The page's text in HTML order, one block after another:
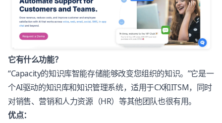
它有什么功能？
“Capacity的知识库智能存储能够改变您组织的知识。”它是一
个AI驱动的知识库和知识管理系统，适用于CX和ITSM，同时
对销售、营销和人力资源（HR）等其他团队也很有用。
优点：